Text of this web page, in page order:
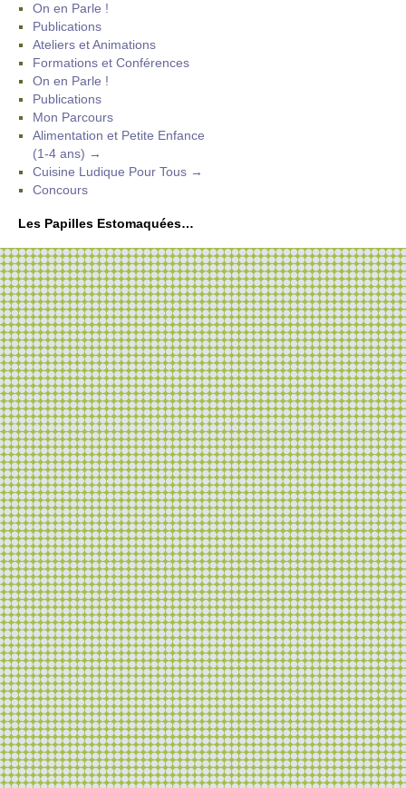
On en Parle !
Publications
Ateliers et Animations
Formations et Conférences
On en Parle !
Publications
Mon Parcours
Alimentation et Petite Enfance
(1-4 ans) →
Cuisine Ludique Pour Tous →
Concours
Les Papilles Estomaquées…